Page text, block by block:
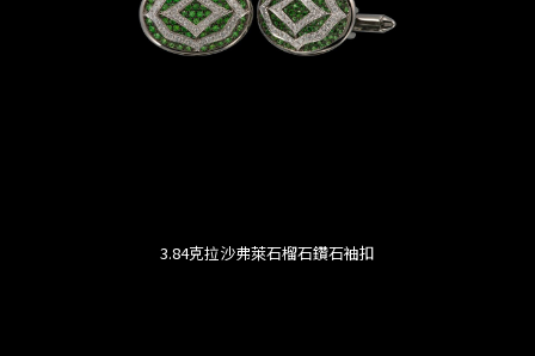
3.84克拉沙弗萊石榴石鑽石袖扣